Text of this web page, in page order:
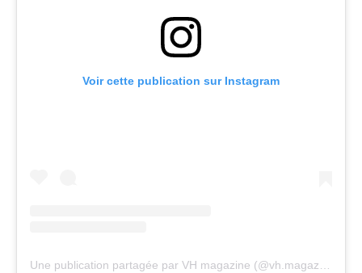
Voir cette publication sur Instagram
Une publication partagée par VH magazine (@vh.magazine)